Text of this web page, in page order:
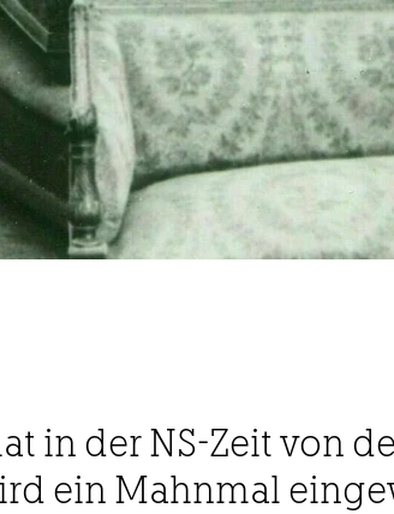
in der NS-Zeit von
ein Mahnmal